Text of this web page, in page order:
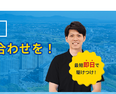
わせを！